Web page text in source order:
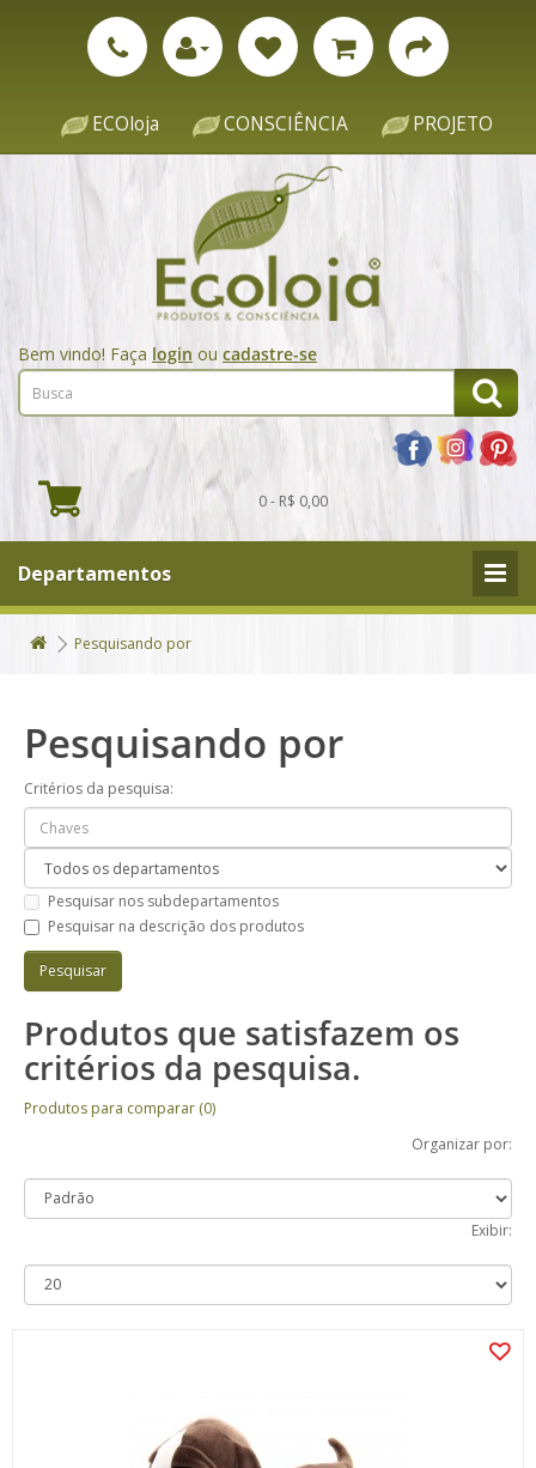
ECOloja CONSCIÊNCIA PROJETO
Bem vindo! Faça login ou cadastre-se
0 - R$ 0,00
Departamentos
Pesquisando por
Pesquisando por
Critérios da pesquisa:
Pesquisar nos subdepartamentos
Pesquisar na descrição dos produtos
Produtos que satisfazem os
critérios da pesquisa.
Produtos para comparar (0)
Organizar por:
Exibir: